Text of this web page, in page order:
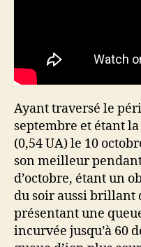
Ayant traversé le
septembre et étant
(0,54 UA) le 10
son meilleur
d’octobre, étant un
du soir aussi brillant
présentant une
incurvée jusqu’à 60